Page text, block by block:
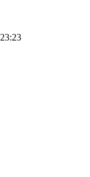
23:23